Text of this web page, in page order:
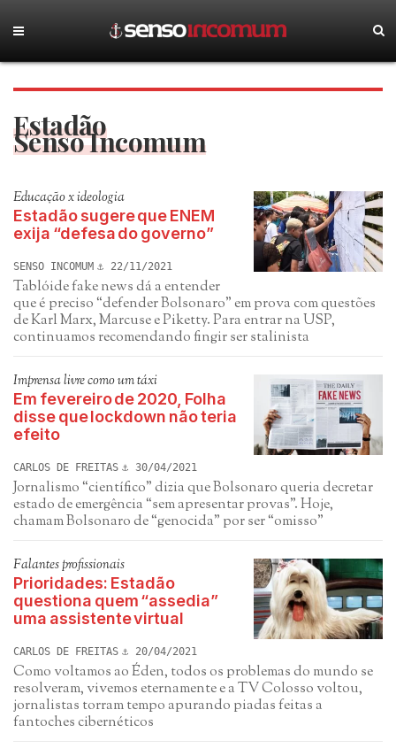
Estadão
Senso Incomum
Educação x ideologia
Estadão sugere que ENEM
exija “defesa do governo”
SENSO INCOMUM 22/11/2021
Tablóide fake news dá a entender
que é preciso “defender Bolsonaro” em prova com questões
de Karl Marx, Marcuse e Piketty. Para entrar na USP,
continuamos recomendando fingir ser stalinista
Imprensa livre como um táxi
Em fevereiro de 2020, Folha
disse que lockdown não teria
efeito
CARLOS DE FREITAS 30/04/2021
Jornalismo “científico” dizia que Bolsonaro queria decretar
estado de emergência “sem apresentar provas”. Hoje,
chamam Bolsonaro de “genocida” por ser “omisso”
Falantes profissionais
Prioridades: Estadão
questiona quem “assedia”
uma assistente virtual
CARLOS DE FREITAS 20/04/2021
Como voltamos ao Éden, todos os problemas do mundo se
resolveram, vivemos eternamente e a TV Colosso voltou,
jornalistas torram tempo apurando piadas feitas a
fantoches cibernéticos